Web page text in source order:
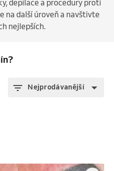
depilace a procedury proti
na další úroveň a navštivte
nejlepších.
Nejprodávanější